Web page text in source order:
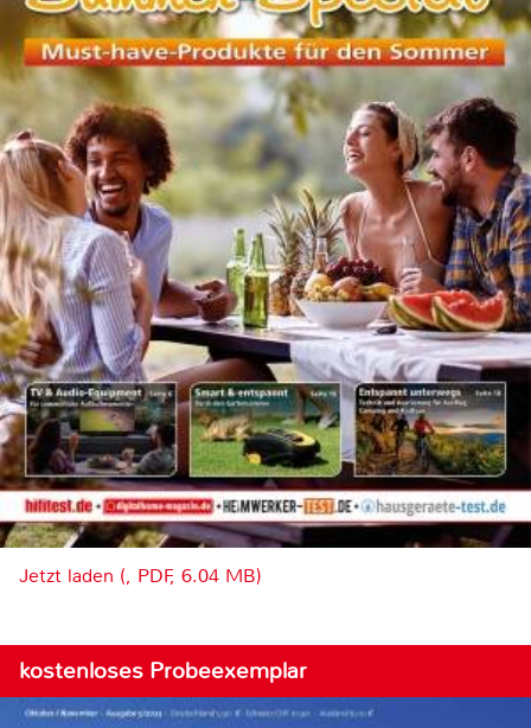
Jetzt laden (, PDF, 6.04 MB)
kostenloses Probeexemplar